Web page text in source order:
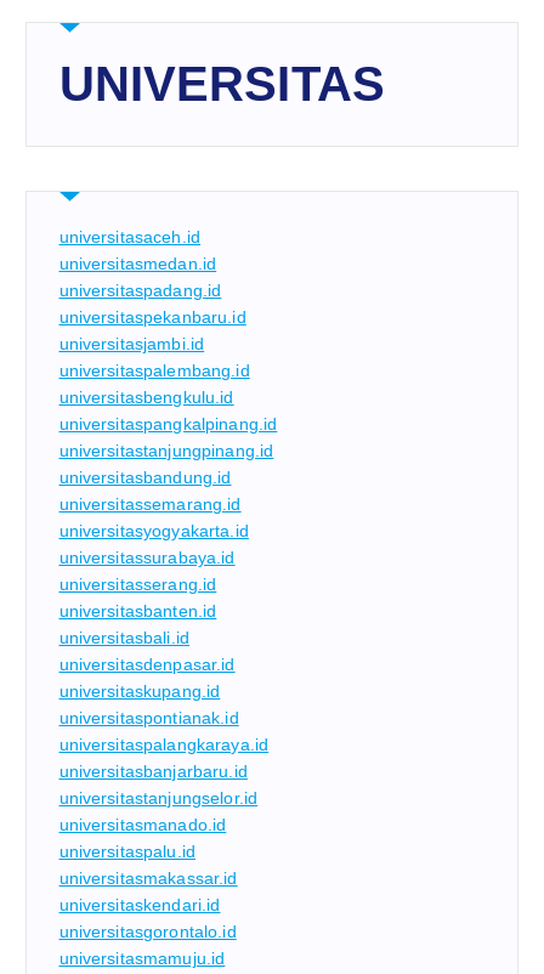
UNIVERSITAS
universitasaceh.id
universitasmedan.id
universitaspadang.id
universitaspekanbaru.id
universitasjambi.id
universitaspalembang.id
universitasbengkulu.id
universitaspangkalpinang.id
universitastanjungpinang.id
universitasbandung.id
universitassemarang.id
universitasyogyakarta.id
universitassurabaya.id
universitasserang.id
universitasbanten.id
universitasbali.id
universitasdenpasar.id
universitaskupang.id
universitaspontianak.id
universitaspalangkaraya.id
universitasbanjarbaru.id
universitastanjungselor.id
universitasmanado.id
universitaspalu.id
universitasmakassar.id
universitaskendari.id
universitasgorontalo.id
universitasmamuju.id